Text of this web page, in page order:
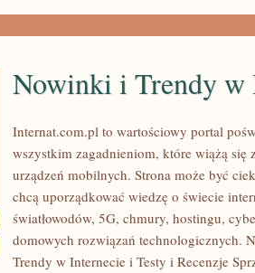
NOWINKI
Nowinki i Trendy w
Internat.com.pl to wartościowy portal
wszystkim zagadnieniom, które wiążą się
urządzeń mobilnych. Strona może być
chcą uporządkować wiedzę o świecie
światłowodów, 5G, chmury, hostingu,
domowych rozwiązań technologicznych.
Trendy w Internecie i Testy i Recenzje